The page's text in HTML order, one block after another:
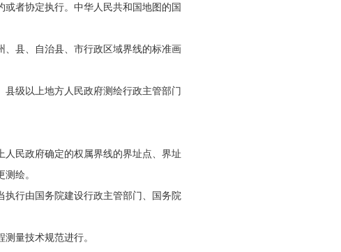
者协定执行。中华人民共和国地图的国
县、自治县、市行政区域界线的标准画
级以上地方人民政府测绘行政主管部门
民政府确定的权属界线的界址点、界址
绘。
行由国务院建设行政主管部门、国务院
量技术规范进行。